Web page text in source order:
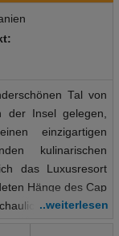
Tal von
der Insel gelegen,
einzigartigen
kulinarischen
das Luxusresort
Hänge des Cap
Küstenort
traditionellen
..weiterlesen